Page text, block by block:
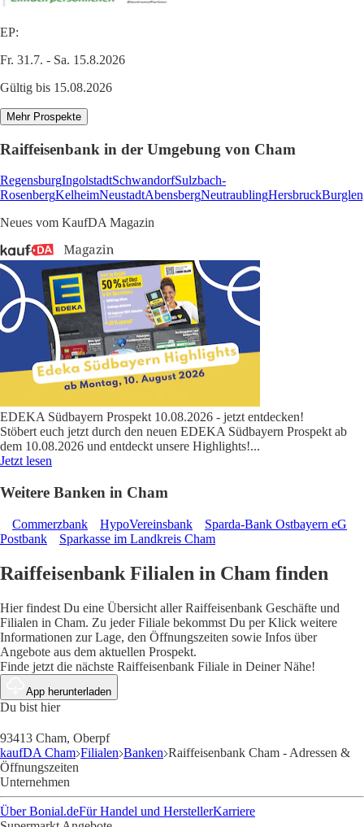
EP:
Fr. 31.7. - Sa. 15.8.2026
Gültig bis 15.08.2026
Mehr Prospekte
Raiffeisenbank in der Umgebung von Cham
RegensburgIngolstadtSchwandorfSulzbach-
RosenbergKelheimNeustadtAbensbergNeutraublingHersbruck
Neues vom KaufDA Magazin
EDEKA Südbayern Prospekt 10.08.2026 - jetzt entdecken!
Stöbert euch jetzt durch den neuen EDEKA Südbayern Prospekt ab
dem 10.08.2026 und entdeckt unsere Highlights!...
Jetzt lesen
Weitere Banken in Cham
Commerzbank HypoVereinsbank
Sparda-Bank Ostbayern eG
Postbank
Sparkasse im Landkreis Cham
Raiffeisenbank Filialen in Cham finden
Hier findest Du eine Übersicht aller Raiffeisenbank Geschäfte und
Filialen in Cham. Zu jeder Filiale bekommst Du per Klick weitere
Informationen zur Lage, den Öffnungszeiten sowie Infos über
Angebote aus dem aktuellen Prospekt.
Finde jetzt die nächste Raiffeisenbank Filiale in Deiner Nähe!
App herunterladen
Du bist hier
93413 Cham, Oberpf
kaufDA Cham Filialen Banken Raiffeisenbank Cham - Adressen &
Öffnungszeiten
Unternehmen
Über Bonial.deFür Handel und HerstellerKarriere